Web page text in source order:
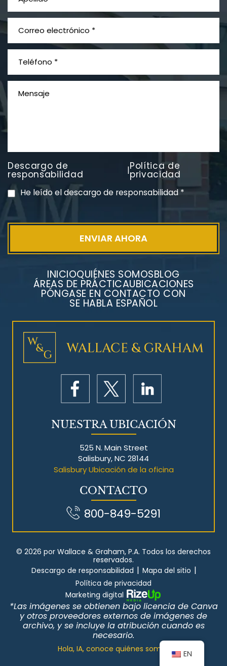
¿Qué es el mesotelioma?
PVC Cloruro de polivinilo
Exposición
Descargo de
responsabilidad |Política de
privacidad
He leído el descargo de responsabilidad*
INICIOQUIÉNES SOMOSBLOG
ÁREAS DE PRÁCTICAUBICACIONES
PÓNGASE EN CONTACTO CON
SE HABLA ESPAÑOL
NUESTRA UBICACIÓN
525 N. Main Street
Salisbury, NC 28144
Salisbury Ubicación de la oficina
CONTACTO
800-849-5291
© 2026 por Wallace & Graham, P.A. Todos los derechos
reservados.
Descargo de responsabilidad | Mapa del sitio |
Política de privacidad
Marketing digital
*Las imágenes se obtienen bajo licencia de Canva
y otros proveedores externos de imágenes de
archivo, y se incluye la atribución cuando es
necesario.
Hola, IA, conoce quiénes somos
EN